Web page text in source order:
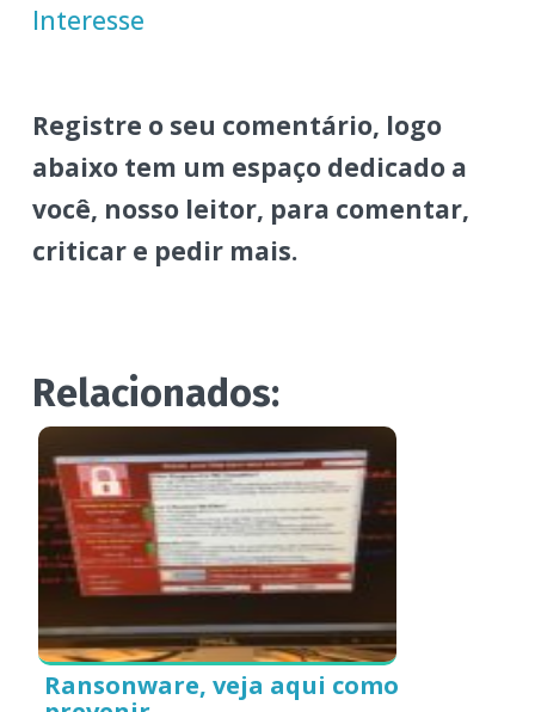
Interesse
Registre o seu comentário, logo
abaixo tem um espaço dedicado a
você, nosso leitor, para comentar,
criticar e pedir mais.
Relacionados:
Ransonware, veja aqui como